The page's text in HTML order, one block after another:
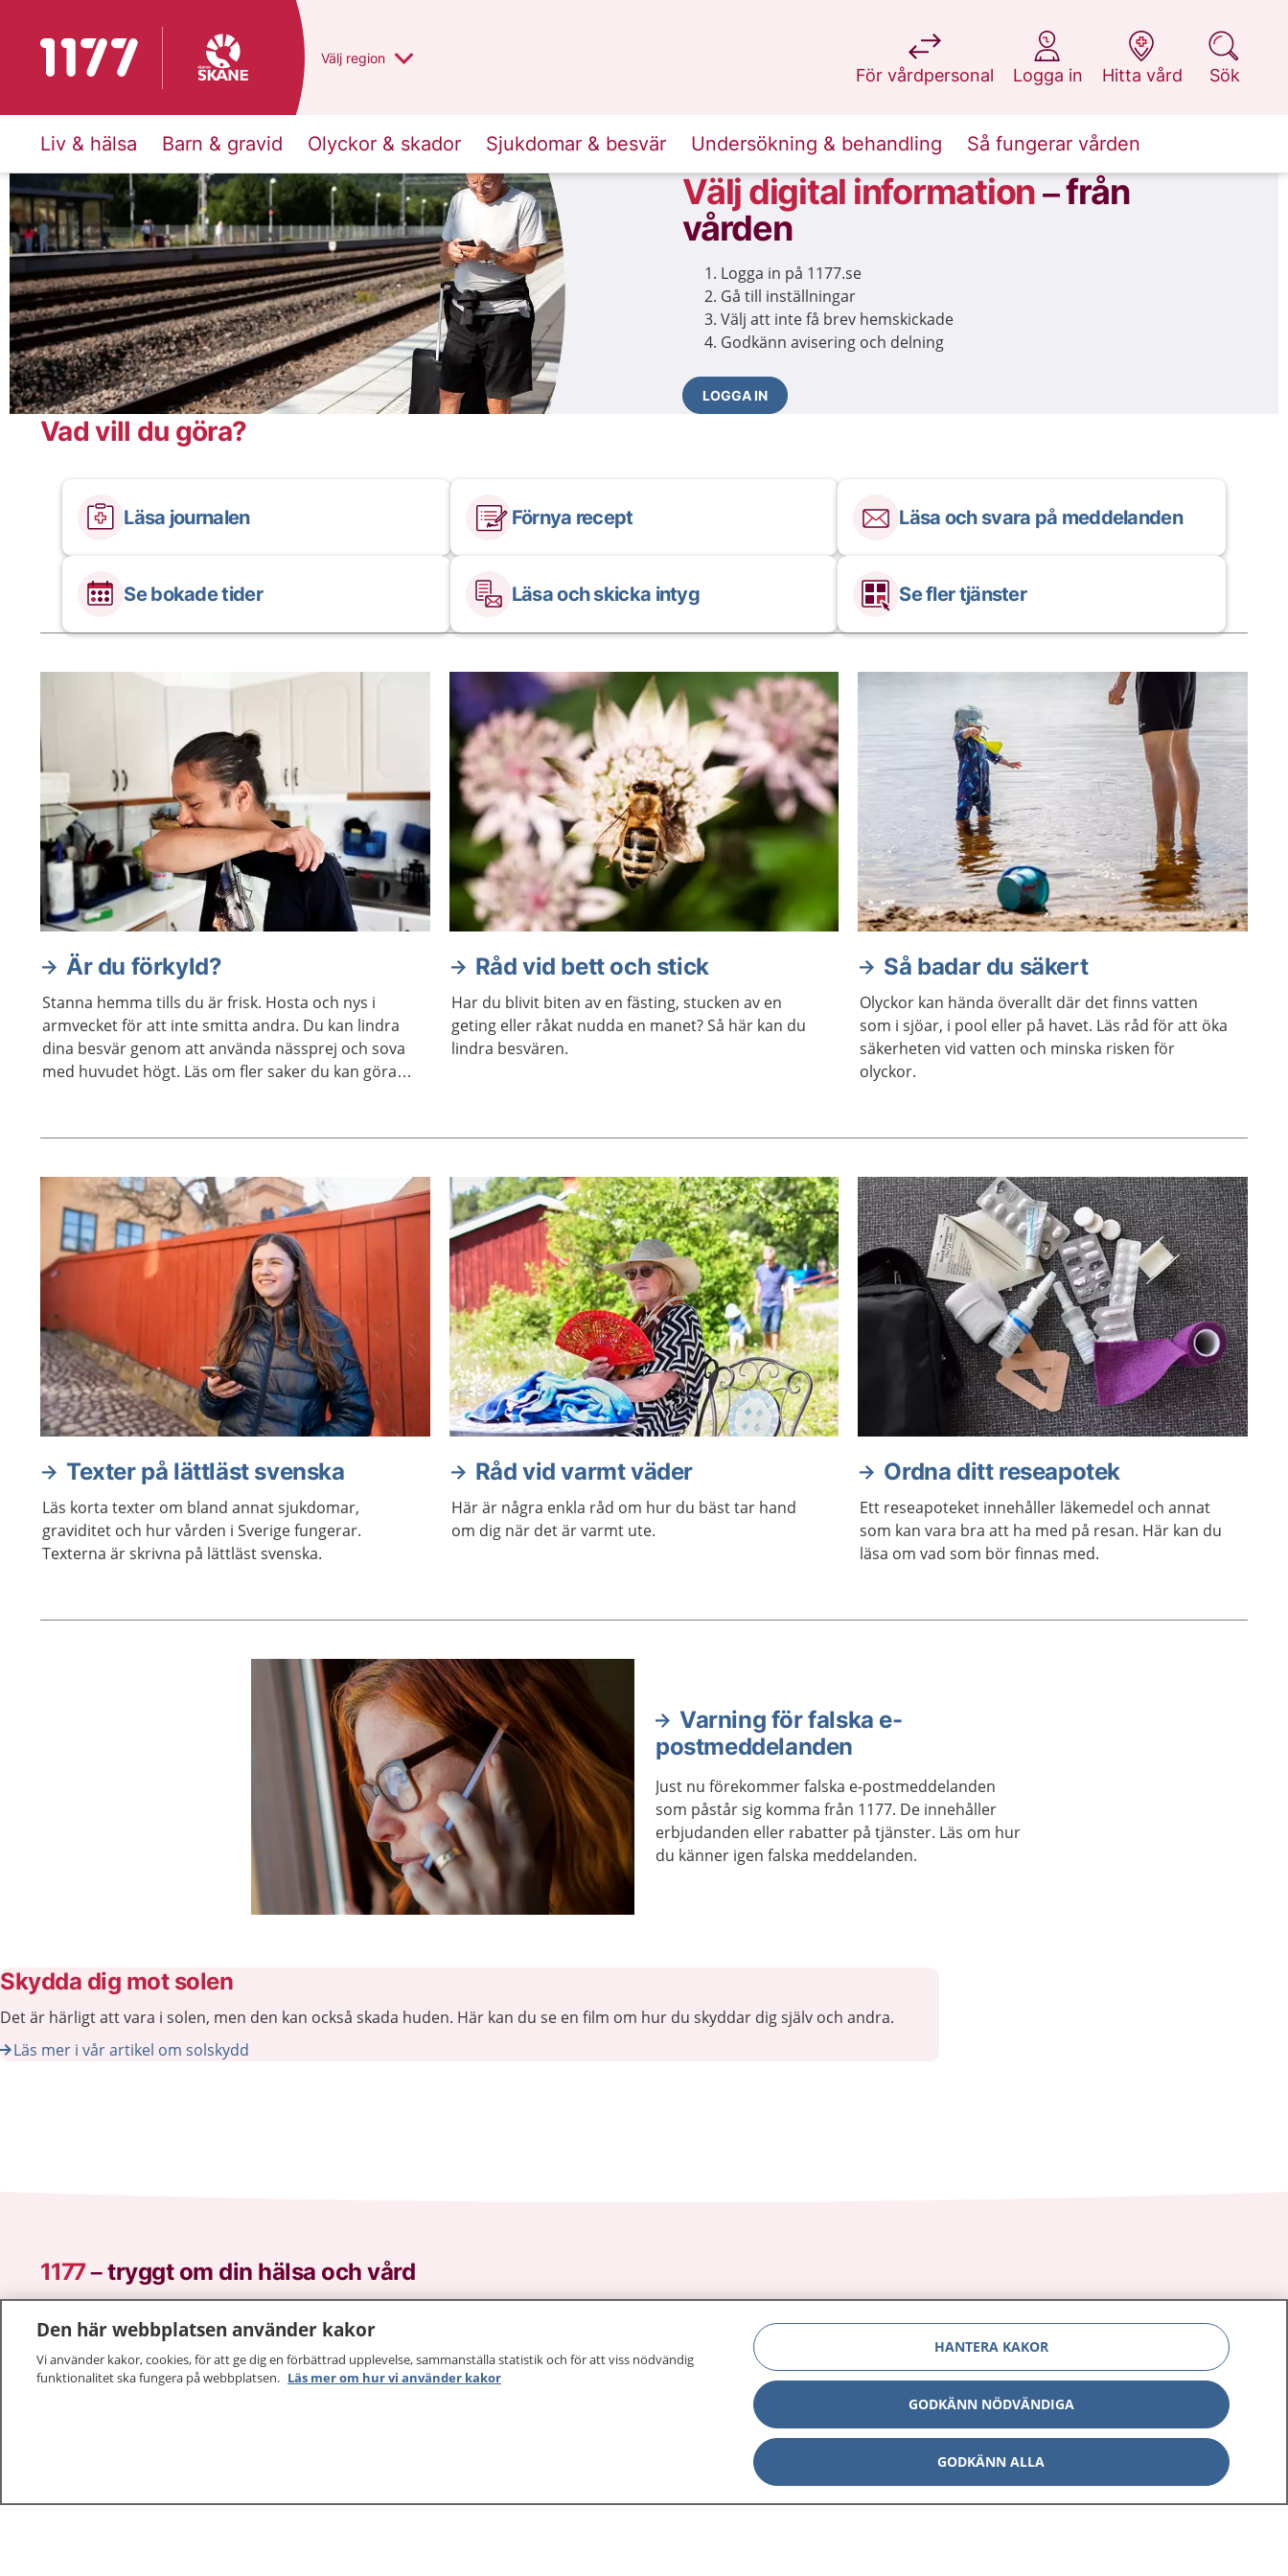
Till startsidan för 1177 Du har valt region
Välj en annan
region
För vårdpersonal
på 1177.se
Logga in
på 1177.se
Hitta vård
på 1177.se
Sök
på 1177.se
Liv & hälsa Barn & gravid Olyckor & skador Sjukdomar & besvär Undersökning & behandling Så fungerar vården
1177 Välj digital information–från
vården
Logga in på 1177.se
Gå till inställningar
Välj att inte få brev hemskickade
Godkänn avisering och delning
LOGGA IN
Vad vill du göra?
Läsa journalen Förnya recept Läsa och svara på meddelanden
Se bokade tider Läsa och skicka intyg Se fler tjänster
Är du förkyld?
Stanna hemma tills du är frisk. Hosta och nys i
armvecket för att inte smitta andra. Du kan lindra
dina besvär genom att använda nässprej och sova
med huvudet högt. Läs om fler saker du kan göra
Råd vid bett och stick
Har du blivit biten av en fästing, stucken av en
geting eller råkat nudda en manet? Så här kan du
lindra besvären.
Så badar du säkert
Olyckor kan hända överallt där det finns vatten
som i sjöar, i pool eller på havet. Läs råd för att öka
säkerheten vid vatten och minska risken för
olyckor.
Aktuella artiklar
Texter på lättläst svenska
Läs korta texter om bland annat sjukdomar,
graviditet och hur vården i Sverige fungerar.
Texterna är skrivna på lättläst svenska.
Råd vid varmt väder
Här är några enkla råd om hur du bäst tar hand
om dig när det är varmt ute.
Ordna ditt reseapotek
Ett reseapoteket innehåller läkemedel och annat
som kan vara bra att ha med på resan. Här kan du
läsa om vad som bör finnas med.
Varning för falska e-
postmeddelanden
Just nu förekommer falska e-postmeddelanden
som påstår sig komma från 1177. De innehåller
erbjudanden eller rabatter på tjänster. Läs om hur
du känner igen falska meddelanden.
Skydda dig mot solen
Det är härligt att vara i solen, men den kan också skada huden. Här kan du se en film om hur du skyddar dig själv och andra.
Läs mer i vår artikel om solskydd
1177–tryggt om din hälsa och vård
På 1177.se får du råd om hälsa och information om sjukdomar och
vilka mottagningar du kan kontakta. Logga in för att läsa din journal
och göra dina vårdärenden. Ring telefonnummer 1177 för
sjukvårdsrådgivning dygnet runt.
Lättläst svenska
E-tjänster
Aktuellt
Digital tillgänglighet
Den här webbplatsen använder kakor
Vi använder kakor, cookies, för att ge dig en förbättrad upplevelse, sammanställa statistik och för att viss nödvändig
funktionalitet ska fungera på webbplatsen. Läs mer om hur vi använder kakor
HANTERA KAKOR
GODKÄNN NÖDVÄNDIGA
GODKÄNN ALLA